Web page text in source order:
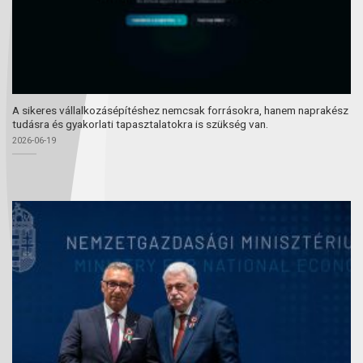
A sikeres vállalkozásépítéshez nemcsak forrásokra, hanem naprakész
tudásra és gyakorlati tapasztalatokra is szükség van.
2026-06-19